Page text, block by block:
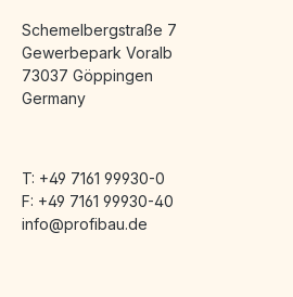
Schemelbergstraße 7
Gewerbepark Voralb
73037 Göppingen
Germany
T: +49 7161 99930-0
F: +49 7161 99930-40
info@profibau.de